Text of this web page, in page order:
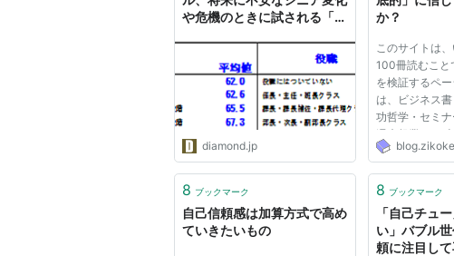
や危機のときに試される「自
diamond.jp
か？
このサイトは
100冊読むこと
を検証するペ
は、ビジネス
功哲学・セミ
週末起業など
（『7つの習慣
の前段もなく「
が、...
8 ブックマーク
自己信頼感は加算方式で高め
ていきたいもの
8 ブックマーク
「自己チュ
い」バブル
頼に注目し